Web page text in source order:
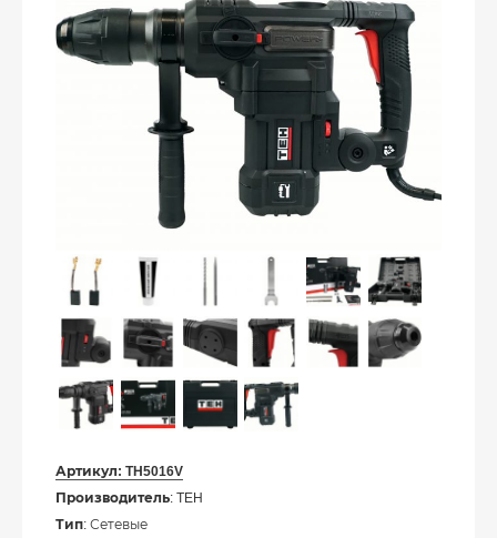
Артикул: TH5016V
Производитель: TEH
Тип: Сетевые